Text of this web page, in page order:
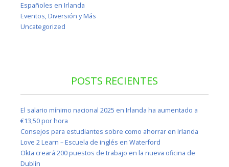
Españoles en Irlanda
Eventos, Diversión y Más
Uncategorized
POSTS RECIENTES
El salario mínimo nacional 2025 en Irlanda ha aumentado a
€13,50 por hora
Consejos para estudiantes sobre como ahorrar en Irlanda
Love 2 Learn – Escuela de inglés en Waterford
Okta creará 200 puestos de trabajo en la nueva oficina de
Dublín